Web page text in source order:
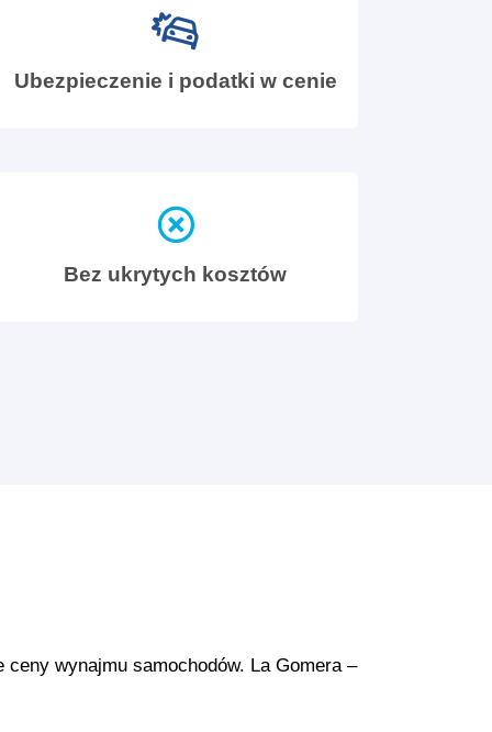
Ubezpieczenie i podatki w cenie
Bez ukrytych kosztów
wynajmu samochodów. La Gomera –